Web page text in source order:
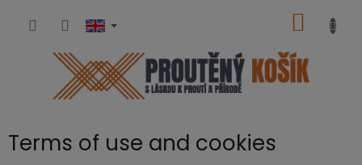
CART
Terms of use and cookies